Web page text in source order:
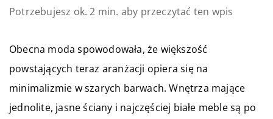
Potrzebujesz ok. 2 min. aby przeczytać ten wpis
Obecna moda spowodowała, że większość
powstających teraz aranżacji opiera się na
minimalizmie w szarych barwach. Wnętrza mające
jednolite, jasne ściany i najczęściej białe meble są po